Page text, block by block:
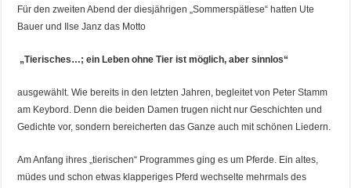
“,
Für den zweiten Abend der diesjährigen „Sommerspätlese“ hatten Ute
Bauer und Ilse Janz das Motto
„Tierisches…; ein Leben ohne Tier ist möglich, aber sinnlos“
ausgewählt. Wie bereits in den letzten Jahren, begleitet von Peter Stamm
am Keybord. Denn die beiden Damen trugen nicht nur Geschichten und
Gedichte vor, sondern bereicherten das Ganze auch mit schönen Liedern.
Am Anfang ihres „tierischen“ Programmes ging es um Pferde. Ein altes,
müdes und schon etwas klapperiges Pferd wechselte mehrmals des